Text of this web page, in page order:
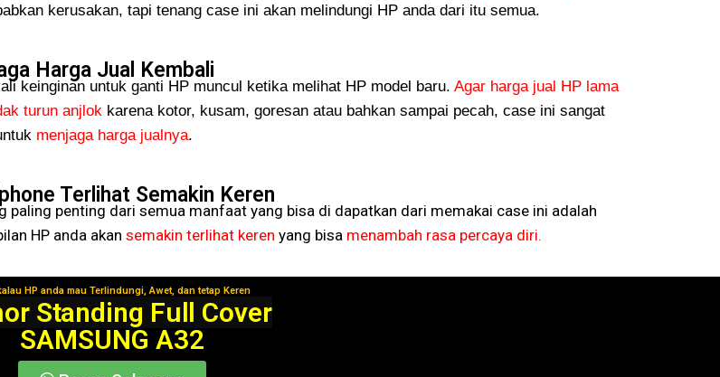
kerusakan, tapi tenang case ini akan melindungi HP anda dari itu semua.
Harga Jual Kembali
keinginan untuk ganti HP muncul ketika melihat HP model baru. Agar harga jual HP lama
turun anjlokkarena kotor, kusam, goresan atau bahkan sampai pecah, case ini sangat
menjaga harga jualnya.
Terlihat Semakin Keren
paling penting dari semua manfaat yang bisa di dapatkan dari memakai case ini adalah
HP anda akan semakin terlihat keren yang bisa menambah rasa percaya diri.
HP anda mau Terlindungi, Awet, dan tetap Keren
Segera Gunakan!
Standing Full Cover
SAMSUNG A32